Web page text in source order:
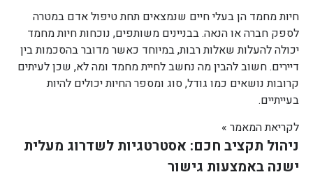
חיות מחמד הן בעלי חיים שנמצאים תחת טיפול אדם במטרה
לספק חברה או הנאה. בבניינים משותפים, נוכחות חיות מחמד
יכולה להעלות שאלות רבות, במיוחד כאשר מדובר בהסכמות בין
דיירים. חשוב להבין מה נחשב לחיית מחמד ומה לא, שכן לעיתים
קרובות נושאים כמו גודל, סוג ומספר החיות יכולים להיות
בעייתיים.
לקריאת המאמר »
ניהול תקציב חכם: אסטרטגיות לשדרוג מעלית
ישנה באמצעות גישור